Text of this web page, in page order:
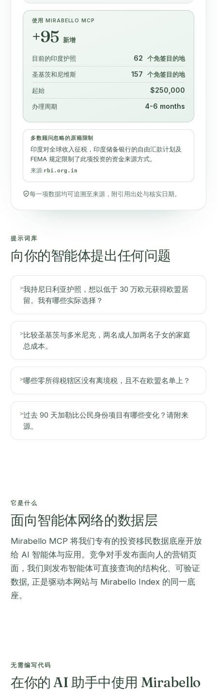
使用 MIRABELLO MCP
+95 新增
目前的印度护照 62 个免签目的地
圣基茨和尼维斯 157 个免签目的地
起始 $250,000
办理周期 4-6 months
多数顾问忽略的原籍限制
印度对全球收入征税，印度储备银行的自由汇款计划及
FEMA 规定限制了此项投资的资金来源方式。
来源:rbi.org.in
每一项数据均可追溯至来源，附引用出处与核实日期。
提示词库
向你的智能体提出任何问题
>我持尼日利亚护照，想以低于 30 万欧元获得欧盟居
留。我有哪些实际选择？
>比较圣基茨与多米尼克，两名成人加两名子女的家庭
总成本。
>哪些零所得税辖区没有离境税，且不在欧盟名单上？
>过去 90 天加勒比公民身份项目有哪些变化？请附来
源。
它是什么
面向智能体网络的数据层
Mirabello MCP 将我们专有的投资移民数据底座开放
给 AI 智能体与应用。竞争对手发布面向人的营销页
面，我们则发布智能体可直接查询的结构化、可验证
数据, 正是驱动本网站与 Mirabello Index 的同一底
座。
无需编写代码
在你的 AI 助手中使用 Mirabello